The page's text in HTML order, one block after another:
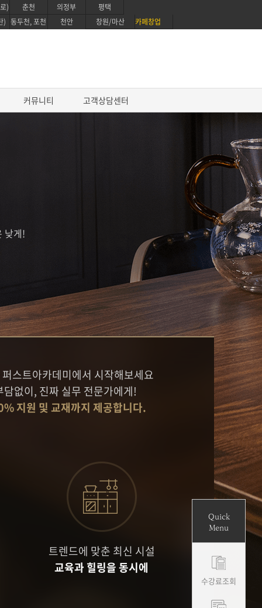
)
춘천
천안
)
의정부
동두천, 포천
평택
창원/마산
카페창업
창업 컨설팅 후기
퍼스트 카페 가맹 상담신청
커뮤니티 고객상담센터
Quick
Menu
수강료조회
낮게!
스트아카데미에서 시작해보세요
없이, 진짜 실무 전문가에게!
지원 및 교재까지 제공합니다.
트렌드에 맞춘 최신 시설
교육과 힐링을 동시에